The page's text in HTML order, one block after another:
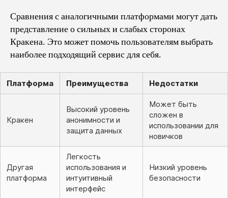
Сравнения с аналогичными платформами могут дать
представление о сильных и слабых сторонах
Кракена. Это может помочь пользователям выбрать
наиболее подходящий сервис для себя.
Платформа Преимущества Недостатки
Кракен
Высокий уровень
анонимности и
защита данных
Может быть
сложен в
использовании для
новичков
Другая
платформа
Легкость
использования и
интуитивный
интерфейс
Низкий уровень
безопасности